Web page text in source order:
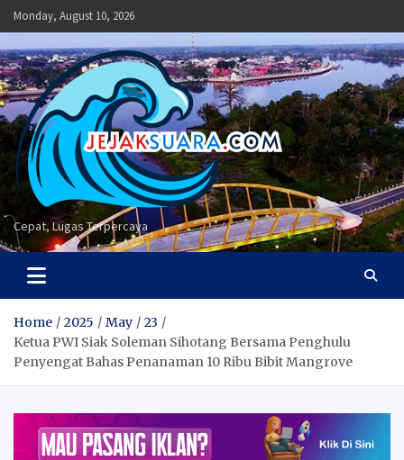
Skip
to
content
Monday, August 10, 2026
Cepat, Lugas Terpercaya
Home 2025 May
23
Ketua PWI Siak Soleman Sihotang Bersama Penghulu
Penyengat Bahas Penanaman 10 Ribu Bibit Mangrove